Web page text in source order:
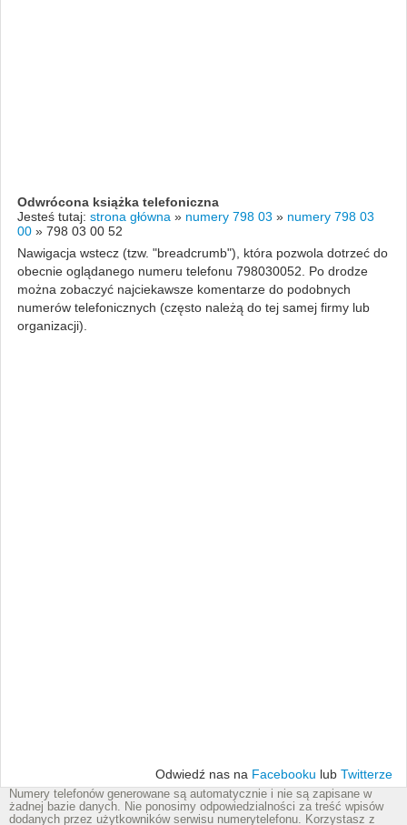
Odwrócona książka telefoniczna
Jesteś tutaj: strona główna » numery 798 03 » numery 798 03
00 » 798 03 00 52
Nawigacja wstecz (tzw. "breadcrumb"), która pozwola dotrzeć do
obecnie oglądanego numeru telefonu 798030052. Po drodze
można zobaczyć najciekawsze komentarze do podobnych
numerów telefonicznych (często należą do tej samej firmy lub
organizacji).
Odwiedź nas na Facebooku lub Twitterze
Numery telefonów generowane są automatycznie i nie są zapisane w
żadnej bazie danych. Nie ponosimy odpowiedzialności za treść wpisów
dodanych przez użytkowników serwisu numerytelefonu. Korzystasz z